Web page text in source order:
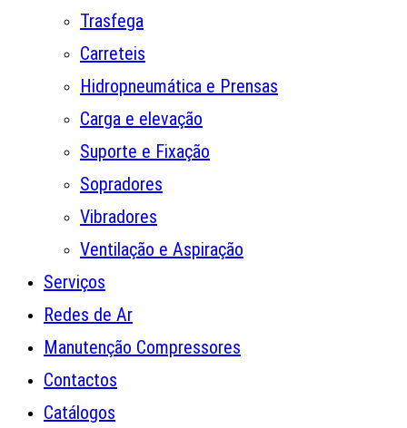
Trasfega
Carreteis
Hidropneumática e Prensas
Carga e elevação
Suporte e Fixação
Sopradores
Vibradores
Ventilação e Aspiração
Serviços
Redes de Ar
Manutenção Compressores
Contactos
Catálogos